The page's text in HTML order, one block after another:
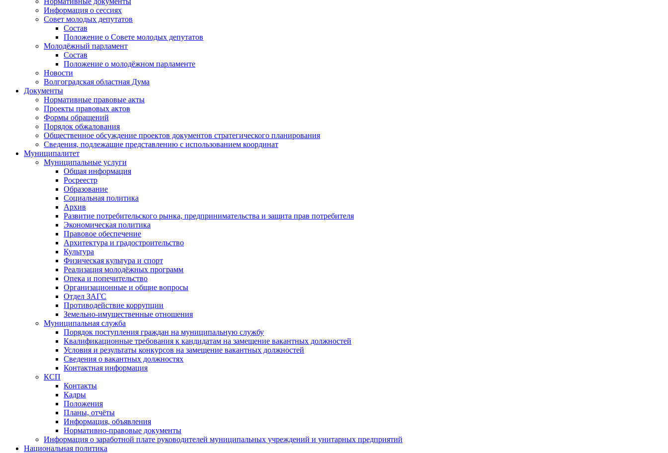
Информация о сессиях
Совет молодых депутатов
Состав
Положение о Совете молодых депутатов
Молодёжный парламент
Состав
Положение о молодёжном парламенте
Новости
Волгоградская областная Дума
Документы
Нормативные правовые акты
Проекты правовых актов
Формы обращений
Порядок обжалования
Общественное обсуждение проектов документов стратегического планирования
Сведения, подлежащие представлению с использованием координат
Муниципалитет
Муниципальные услуги
Общая информация
Росреестр
Образование
Социальная политика
Архив
Развитие потребительского рынка, предпринимательства и защита прав потребителя
Экономическая политика
Правовое обеспечение
Архитектура и градостроительство
Культура
Физическая культура и спорт
Реализация молодёжных программ
Опека и попечительство
Организационные и общие вопросы
Отдел ЗАГС
Противодействие коррупции
Земельно-имущественные отношения
Муниципальная служба
Порядок поступления граждан на муниципальную службу
Квалификационные требования к кандидатам на замещение вакантных должностей
Условия и результаты конкурсов на замещение вакантных должностей
Сведения о вакантных должностях
Контактная информация
КСП
Контакты
Кадры
Положения
Планы, отчёты
Информация, объявления
Нормативно-правовые документы
Информация о заработной плате руководителей муниципальных учреждений и унитарных предприятий
Национальная политика